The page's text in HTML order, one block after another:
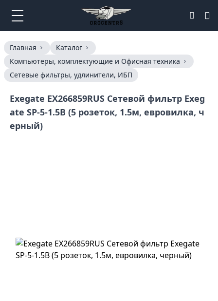
Главная
Каталог
Компьютеры, комплектующие и Офисная техника
Сетевые фильтры, удлинители, ИБП
Exegate EX266859RUS Сетевой фильтр Exeg
ate SP-5-1.5B (5 розеток, 1.5м, евровилка, ч
ерный)